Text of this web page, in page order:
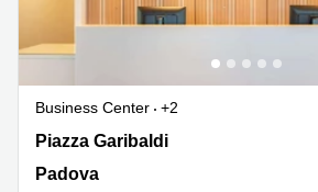
Business Center
+2
Piazza Garibaldi, Padova
Piazza Garibaldi
Padova